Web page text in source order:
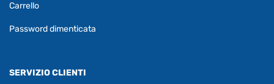
Carrello
Password dimenticata
SERVIZIO CLIENTI